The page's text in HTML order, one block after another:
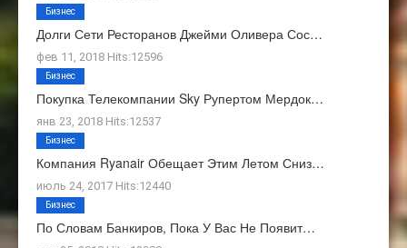
Долги Сети Ресторанов Джейми Оливера Сос…
фев 11, 2018 Hits:12596
Бизнес
Покупка Телекомпании Sky Рупертом Мердок…
янв 23, 2018 Hits:12537
Бизнес
Компания Ryanair Обещает Этим Летом Сниз…
июль 24, 2017 Hits:12440
Бизнес
По Словам Банкиров, Пока У Вас Не Появит…
Бизнес